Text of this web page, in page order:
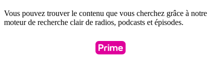
Vous pouvez trouver le contenu que vous cherchez grâce à notre
moteur de recherche clair de radios, podcasts et épisodes.